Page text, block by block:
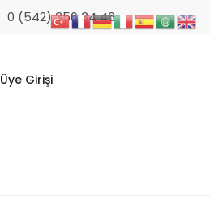
0 (542) 356 34 46
Üye Girişi